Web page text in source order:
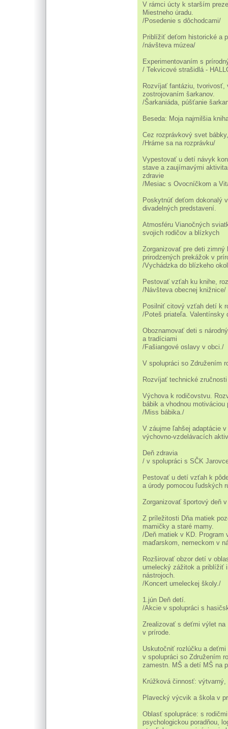
V rámci úcty k starším
Miestneho úradu.
/Posedenie s dôchodcami/
Priblížiť deťom historické a
/návšteva múzea/
Experimentovaním s
/ Tekvicové strašidlá -
Rozvíjať fantáziu, tvorivosť,
zostrojovaním šarkanov.
/Šarkaniáda, púšťanie
Beseda: Moja najmilšia
Cez rozprávkový svet
/Hráme sa na rozprávku/
Vypestovať u detí návyk
stave a zaujímavými
zdravie
/Mesiac s Ovocníčkom a
Poskytnúť deťom dokonalý
divadelných predstavení.
Atmosféru Vianočných
svojich rodičov a blízkych
Zorganizovať pre deti zimný
prirodzených prekážok v
/Vychádzka do blízkeho
Pestovať vzťah ku knihe,
/Návšteva obecnej knižnice/
Posilniť citový vzťah detí k
/Poteš priateľa. Valentínsky
Oboznamovať deti s
a tradíciami
/Fašiangové oslavy v obci./
V spolupráci so Združením
Rozvíjať technické
Výchova k rodičovstvu.
bábik a vhodnou
/Miss bábika./
V záujme ľahšej adaptácie
výchovno-vzdelávacích
Deň zdravia
/ v spolupráci s SČK
Pestovať u detí vzťah k
a úrody pomocou ľudských
Zorganizovať športový deň
Z príležitosti Dňa matiek
mamičky a staré mamy.
/Deň matiek v KD. Program
maďarskom, nemeckom v
Rozširovať obzor detí v
umelecký zážitok a priblížiť
nástrojoch.
/Koncert umeleckej školy./
1.jún Deň detí.
/Akcie v spolupráci s
Zrealizovať s deťmi výlet
v prírode.
Uskutočniť rozlúčku a
v spolupráci so Združením
zamestn. MŠ a detí MŠ na
Krúžková činnosť: výtvarný,
Plavecký výcvik a škola v
Oblasť spolupráce: s
psychologickou poradňou,